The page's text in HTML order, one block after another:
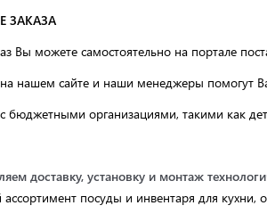
ЗАКАЗА
Вы можете самостоятельно на портале
на нашем сайте и наши менеджеры помогут
бюджетными организациями, такими как
доставку, установку и монтаж
посуды и инвентаря для